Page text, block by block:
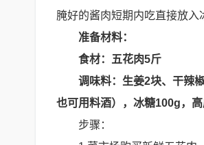
腌好的酱肉短期内吃直接放入
准备材料：
食材：五花肉5斤
调味料：生姜2块、干辣
也可用料酒），冰糖100g，高
步骤：